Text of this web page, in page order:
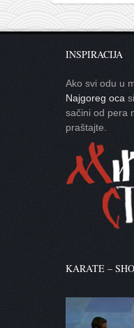
INSPIRACIJA
Ako svi odu u
Najgoreg oca
sačini od pera
praštajte.
KARATE –